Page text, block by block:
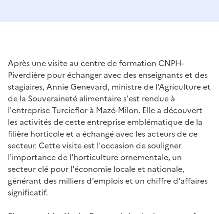
Après une visite au centre de formation CNPH-
Piverdière pour échanger avec des enseignants et des
stagiaires, Annie Genevard, ministre de l'Agriculture et
de la Souveraineté alimentaire s'est rendue à
l'entreprise Turcieflor à Mazé-Milon. Elle a découvert
les activités de cette entreprise emblématique de la
filière horticole et a échangé avec les acteurs de ce
secteur. Cette visite est l'occasion de souligner
l'importance de l'horticulture ornementale, un
secteur clé pour l'économie locale et nationale,
générant des milliers d'emplois et un chiffre d'affaires
significatif.